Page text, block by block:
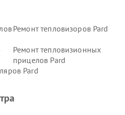
Ремонт тепловизоров Pard
Ремонт тепловизионных
прицелов Pard
Pard